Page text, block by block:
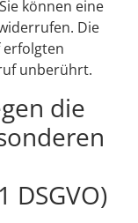
können eine
Die
erfolgten
unberührt.
die
DSGVO)